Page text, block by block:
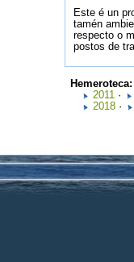
Este é un
tamén
respecto o
postos de
2011 ·
2018·